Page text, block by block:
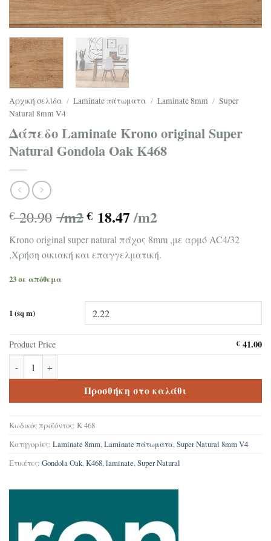
Αρχική σελίδα / Laminate πάτωματα / Laminate 8mm / Super
Natural 8mm V4
Δάπεδο Laminate Krono original Super
Natural Gondola Oak K468
€20.90 /m2 € 18.47/m2
Krono original super natural πάχος 8mm ,με αρμό AC4/32
,Χρήση οικιακή και επαγγελματική.
23 σε απόθεμα
1 (sq m)
Product Price €41.00
Δάπεδο Laminate Krono original Super Natural Gondola Oak K468
Προσθήκη στο καλάθι
Κωδικός προϊόντος: K 468
Κατηγορίες: Laminate 8mm,Laminate πάτωματα,Super Natural 8mm V4
Ετικέτες: Gondola Oak,K468,laminate,Super Natural